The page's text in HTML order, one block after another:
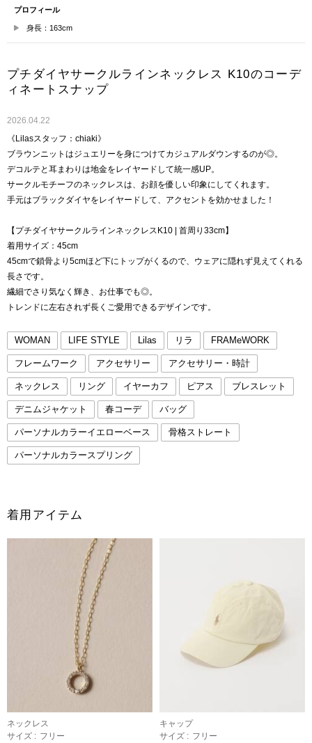
プロフィール
身長：163cm
プチダイヤサークルラインネックレス K10のコーデ
ィネートスナップ
2026.04.22
《Lilasスタッフ：chiaki》
ブラウンニットはジュエリーを身につけてカジュアルダウンするのが◎。
デコルテと耳まわりは地金をレイヤードして統一感UP。
サークルモチーフのネックレスは、お顔を優しい印象にしてくれます。
手元はブラックダイヤをレイヤードして、アクセントを効かせました！
【プチダイヤサークルラインネックレスK10 | 首周り33cm】
着用サイズ：45cm
45cmで鎖骨より5cmほど下にトップがくるので、ウェアに隠れず見えてくれる
長さです。
繊細でさり気なく輝き、お仕事でも◎。
トレンドに左右されず長くご愛用できるデザインです。
WOMAN LIFE STYLE Lilas リラ FRAMeWORK
フレームワーク アクセサリー アクセサリー・時計
ネックレス リング イヤーカフ ピアス ブレスレット
デニムジャケット 春コーデ バッグ
パーソナルカラーイエローベース 骨格ストレート
パーソナルカラースプリング
着用アイテム
ネックレス
サイズ : フリー
キャップ
サイズ : フリー